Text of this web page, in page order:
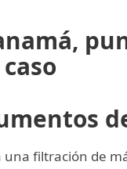
filtración de